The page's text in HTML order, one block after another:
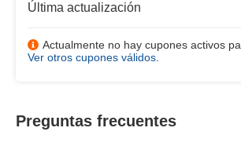
Última actualización
Actualmente no hay cupones activos
Ver otros cupones válidos
Preguntas frecuentes